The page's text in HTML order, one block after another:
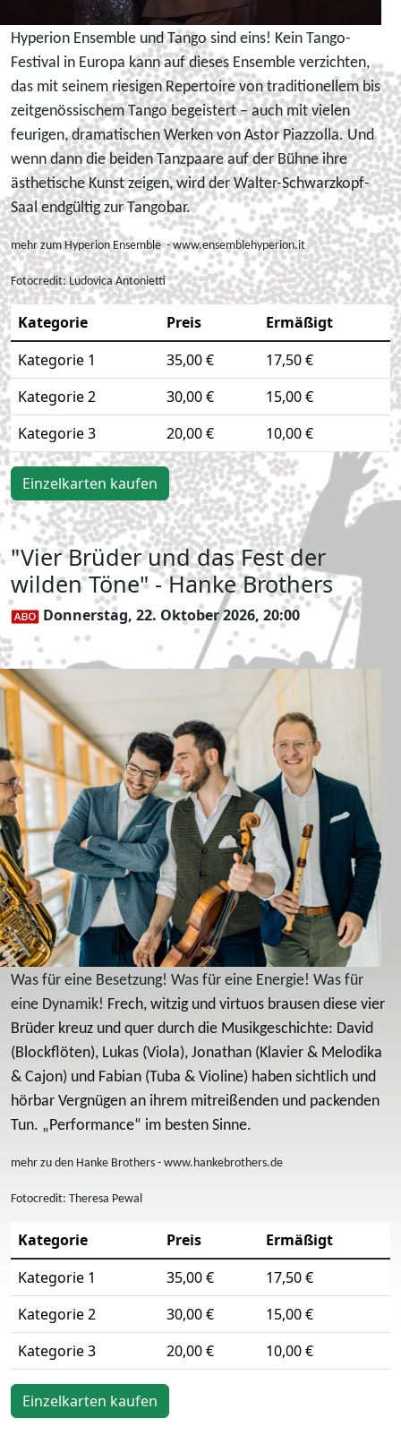
Hyperion Ensemble und Tango sind eins! Kein Tango-
Festival in Europa kann auf dieses Ensemble verzichten,
das mit seinem riesigen Repertoire von traditionellem bis
zeitgenössischem Tango begeistert – auch mit vielen
feurigen, dramatischen Werken von Astor Piazzolla. Und
wenn dann die beiden Tanzpaare auf der Bühne ihre
ästhetische Kunst zeigen, wird der Walter-Schwarzkopf-
Saal endgültig zur Tangobar.
mehr zum Hyperion Ensemble - www.ensemblehyperion.it
Fotocredit: Ludovica Antonietti
Kategorie Preis
Ermäßigt
Kategorie 1
35,00 €
17,50 €
Kategorie 2
30,00 €
15,00 €
Kategorie 3
20,00 € 10,00 €
Einzelkarten kaufen
"Vier Brüder und das Fest der
wilden Töne" - Hanke Brothers
Donnerstag, 22. Oktober 2026, 20:00
Was für eine Besetzung! Was für eine Energie! Was für
eine Dynamik! Frech, witzig und virtuos brausen diese vier
Brüder kreuz und quer durch die Musikgeschichte: David
(Blockflöten), Lukas (Viola), Jonathan (Klavier & Melodika
& Cajon) und Fabian (Tuba & Violine) haben sichtlich und
hörbar Vergnügen an ihrem mitreißenden und packenden
Tun. „Performance“ im besten Sinne.
mehr zu den Hanke Brothers - www.hankebrothers.de
Fotocredit: Theresa Pewal
Kategorie Preis
Ermäßigt
Kategorie 1
35,00 €
17,50 €
Kategorie 2
30,00 €
15,00 €
Kategorie 3
20,00 € 10,00 €
Einzelkarten kaufen